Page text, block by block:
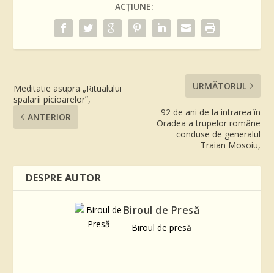
ACȚIUNE:
Meditatie asupra „Ritualului
spalarii picioarelor”,
ANTERIOR
URMĂTORUL
92 de ani de la intrarea în
Oradea a trupelor române
conduse de generalul
Traian Mosoiu,
DESPRE AUTOR
Biroul de Presă
Biroul de presă